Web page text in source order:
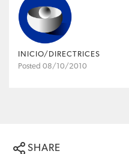
INICIO/DIRECTRICES
Posted 08/10/2010
SHARE